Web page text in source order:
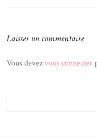
Laisser un commentaire
Vous devezvous connecter